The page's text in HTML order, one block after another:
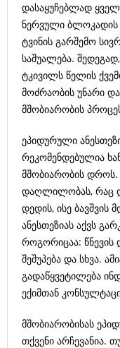
დასაყუჩებლად
ნერვული
ტვინის გარშემო
საშუალება.
ტკივილს წელის
მოძრაობის უნარი
მშობიარობის
ეპიდურული
რეკომენდებულია
მშობიარობის დროს.
დაღლილობას, რაც
დედის, ისე ბავშვის
ანესთეზიას აქვს
როგორიცაა: წნევის
შეშუპება და სხვა.
გადაწყვეტილება
ექიმთან
მშობიარობისას
თქვენი არჩევანია.